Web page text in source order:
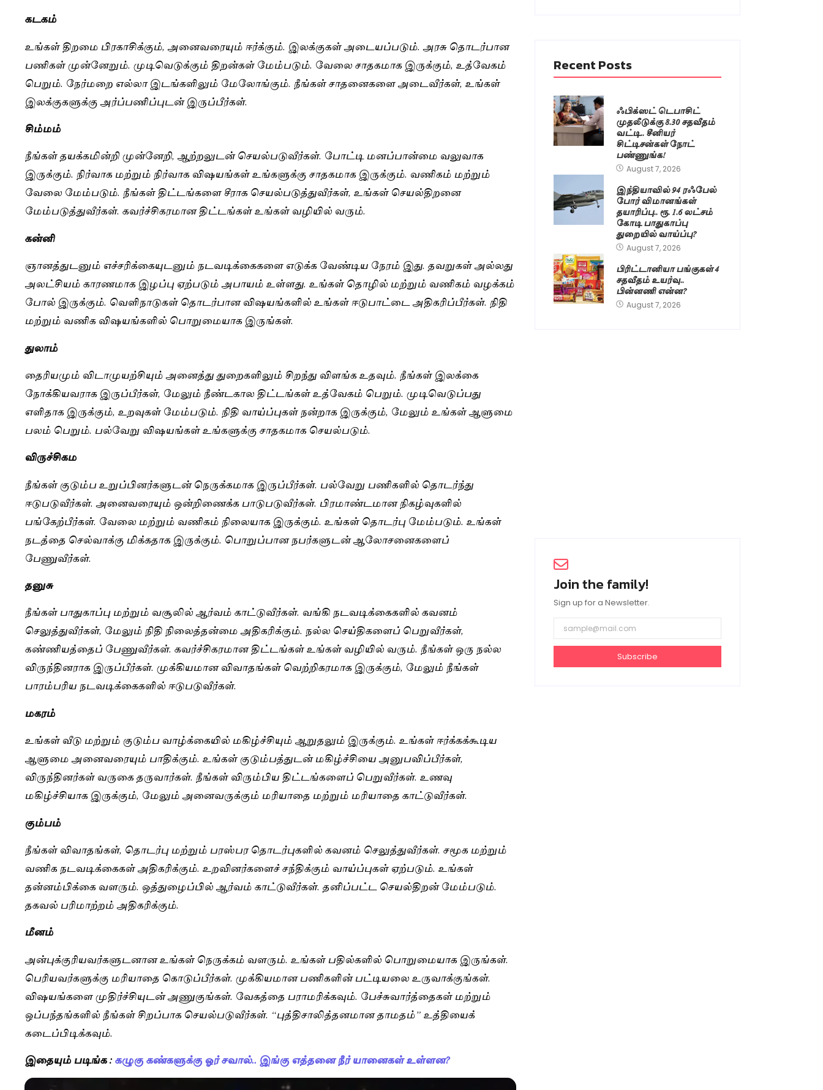
கடகம்
உங்கள் திறமை பிரகாசிக்கும், அனைவரையும் ஈர்க்கும். இலக்குகள் அடையப்படும். அரசு தொடர்பான
பணிகள் முன்னேறும். முடிவெடுக்கும் திறன்கள் மேம்படும். வேலை சாதகமாக இருக்கும், உத்வேகம்
பெறும். நேர்மறை எல்லா இடங்களிலும் மேலோங்கும். நீங்கள் சாதனைகளை அடைவீர்கள், உங்கள்
இலக்குகளுக்கு அர்ப்பணிப்புடன் இருப்பீர்கள்.
சிம்மம்
நீங்கள் தயக்கமின்றி முன்னேறி, ஆற்றலுடன் செயல்படுவீர்கள். போட்டி மனப்பான்மை வலுவாக
இருக்கும். நிர்வாக மற்றும் நிர்வாக விஷயங்கள் உங்களுக்கு சாதகமாக இருக்கும். வணிகம் மற்றும்
வேலை மேம்படும். நீங்கள் திட்டங்களை சீராக செயல்படுத்துவீர்கள், உங்கள் செயல்திறனை
மேம்படுத்துவீர்கள். கவர்ச்சிகரமான திட்டங்கள் உங்கள் வழியில் வரும்.
கன்னி
ஞானத்துடனும் எச்சரிக்கையுடனும் நடவடிக்கைகளை எடுக்க வேண்டிய நேரம் இது. தவறுகள் அல்லது
அலட்சியம் காரணமாக இழப்பு ஏற்படும் அபாயம் உள்ளது. உங்கள் தொழில் மற்றும் வணிகம் வழக்கம்
போல் இருக்கும். வெளிநாடுகள் தொடர்பான விஷயங்களில் உங்கள் ஈடுபாட்டை அதிகரிப்பீர்கள். நிதி
மற்றும் வணிக விஷயங்களில் பொறுமையாக இருங்கள்.
துலாம்
தைரியமும் விடாமுயற்சியும் அனைத்து துறைகளிலும் சிறந்து விளங்க உதவும். நீங்கள் இலக்கை
நோக்கியவராக இருப்பீர்கள், மேலும் நீண்டகால திட்டங்கள் உத்வேகம் பெறும். முடிவெடுப்பது
எளிதாக இருக்கும், உறவுகள் மேம்படும். நிதி வாய்ப்புகள் நன்றாக இருக்கும், மேலும் உங்கள் ஆளுமை
பலம் பெறும். பல்வேறு விஷயங்கள் உங்களுக்கு சாதகமாக செயல்படும்.
விருச்சிகம
நீங்கள் குடும்ப உறுப்பினர்களுடன் நெருக்கமாக இருப்பீர்கள். பல்வேறு பணிகளில் தொடர்ந்து
ஈடுபடுவீர்கள். அனைவரையும் ஒன்றிணைக்க பாடுபடுவீர்கள். பிரமாண்டமான நிகழ்வுகளில்
பங்கேற்பீர்கள். வேலை மற்றும் வணிகம் நிலையாக இருக்கும். உங்கள் தொடர்பு மேம்படும். உங்கள்
நடத்தை செல்வாக்கு மிக்கதாக இருக்கும். பொறுப்பான நபர்களுடன் ஆலோசனைகளைப்
பேணுவீர்கள்.
தனுசு
நீங்கள் பாதுகாப்பு மற்றும் வசூலில் ஆர்வம் காட்டுவீர்கள். வங்கி நடவடிக்கைகளில் கவனம்
செலுத்துவீர்கள், மேலும் நிதி நிலைத்தன்மை அதிகரிக்கும். நல்ல செய்திகளைப் பெறுவீர்கள்,
கண்ணியத்தைப் பேணுவீர்கள். கவர்ச்சிகரமான திட்டங்கள் உங்கள் வழியில் வரும். நீங்கள் ஒரு நல்ல
விருந்தினராக இருப்பீர்கள். முக்கியமான விவாதங்கள் வெற்றிகரமாக இருக்கும், மேலும் நீங்கள்
பாரம்பரிய நடவடிக்கைகளில் ஈடுபடுவீர்கள்.
மகரம்
உங்கள் வீடு மற்றும் குடும்ப வாழ்க்கையில் மகிழ்ச்சியும் ஆறுதலும் இருக்கும். உங்கள் ஈர்க்கக்கூடிய
ஆளுமை அனைவரையும் பாதிக்கும். உங்கள் குடும்பத்துடன் மகிழ்ச்சியை அனுபவிப்பீர்கள்,
விருந்தினர்கள் வருகை தருவார்கள். நீங்கள் விரும்பிய திட்டங்களைப் பெறுவீர்கள். உணவு
மகிழ்ச்சியாக இருக்கும், மேலும் அனைவருக்கும் மரியாதை மற்றும் மரியாதை காட்டுவீர்கள்.
கும்பம்
நீங்கள் விவாதங்கள், தொடர்பு மற்றும் பரஸ்பர தொடர்புகளில் கவனம் செலுத்துவீர்கள். சமூக மற்றும்
வணிக நடவடிக்கைகள் அதிகரிக்கும். உறவினர்களைச் சந்திக்கும் வாய்ப்புகள் ஏற்படும். உங்கள்
தன்னம்பிக்கை வளரும். ஒத்துழைப்பில் ஆர்வம் காட்டுவீர்கள். தனிப்பட்ட செயல்திறன் மேம்படும்.
தகவல் பரிமாற்றம் அதிகரிக்கும்.
மீனம்
அன்புக்குரியவர்களுடனான உங்கள் நெருக்கம் வளரும். உங்கள் பதில்களில் பொறுமையாக இருங்கள்.
பெரியவர்களுக்கு மரியாதை கொடுப்பீர்கள். முக்கியமான பணிகளின் பட்டியலை உருவாக்குங்கள்.
விஷயங்களை முதிர்ச்சியுடன் அணுகுங்கள். வேகத்தை பராமரிக்கவும். பேச்சுவார்த்தைகள் மற்றும்
ஒப்பந்தங்களில் நீங்கள் சிறப்பாக செயல்படுவீர்கள். “புத்திசாலித்தனமான தாமதம்” உத்தியைக்
கடைப்பிடிக்கவும்.
இதையும் படிங்க :கழுகு கண்களுக்கு ஓர் சவால்.. இங்கு எத்தனை நீர் யானைகள் உள்ளன?
Recent Posts
ஃபிக்ஸட் டெபாசிட்
முதலீடுக்கு 8.30 சதவீதம்
வட்டி.. சீனியர்
சிட்டிசன்கள் நோட்
பண்ணுங்க!
August 7, 2026
இந்தியாவில் 94 ரஃபேல்
போர் விமானங்கள்
தயாரிப்பு.. ரூ. 1.6 லட்சம்
கோடி பாதுகாப்பு
துறையில் வாய்ப்பு?
August 7, 2026
பிரிட்டானியா பங்குகள் 4
சதவீதம் உயர்வு..
பின்னணி என்ன?
August 7, 2026
Join the family!
Sign up for a Newsletter.
Subscribe